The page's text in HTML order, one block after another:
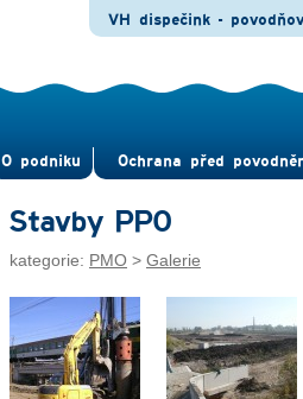
O pod­niku Ochrana před
VH dispečink -
Stavby PPO
kategorie: PMO > Galerie